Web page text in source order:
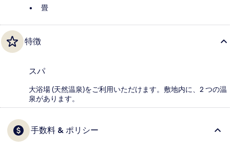
畳
特徴
スパ
大浴場 (天然温泉)をご利用いただけます。敷地内に、2 つの温
泉があります。
手数料 & ポリシー